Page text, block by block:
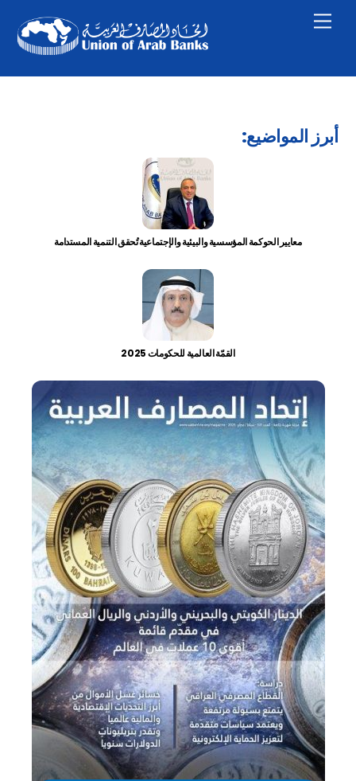
content
:أبرز المواضيع
معايير الحوكمة المؤسسية والبيئية والإجتماعية تُحقق التنمية المستدامة
القمّة العالمية للحكومات 2025